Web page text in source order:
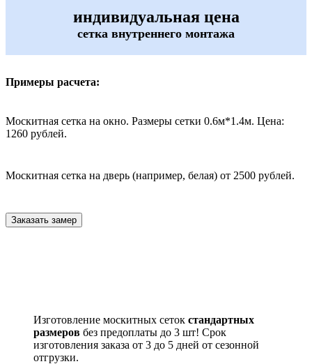
индивидуальная цена
сетка внутреннего монтажа
Примеры расчета:
Москитная сетка на окно. Размеры сетки 0.6м*1.4м. Цена:
1260 рублей.
Москитная сетка на дверь (например, белая) от 2500 рублей.
Заказать замер
Изготовление москитных сеток стандартных
размеров без предоплаты до 3 шт! Срок
изготовления заказа от 3 до 5 дней от сезонной
отгрузки.